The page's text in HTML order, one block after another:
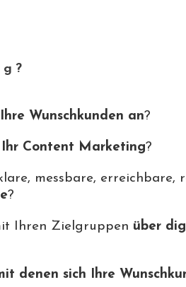
Ihre Wunschkunden an?
Content Marketing?
messbare, erreichbare,
?
Ihren Zielgruppen über
denen sich Ihre